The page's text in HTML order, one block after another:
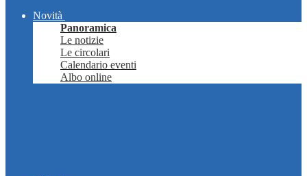
Novità
Panoramica
Le notizie
Le circolari
Calendario eventi
Albo online